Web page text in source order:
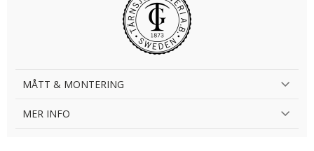
MÅTT & MONTERING
MER INFO